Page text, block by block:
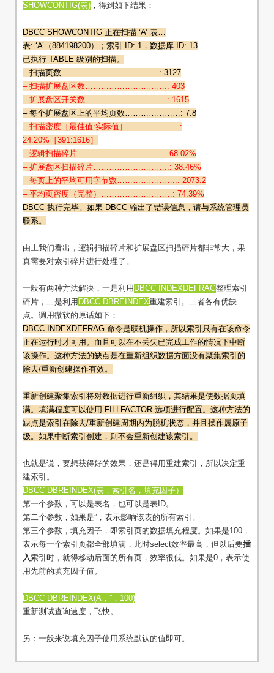
SHOWCONTIG(表) ，得到如下结果：
DBCC SHOWCONTIG 正在扫描 ‘A’ 表…
表: ‘A’（884198200）；索引 ID: 1，数据库 ID: 13
已执行 TABLE 级别的扫描。
– 扫描页数……………………………….: 3127
– 扫描扩展盘区数………………………….: 403
– 扩展盘区开关数………………………….: 1615
– 每个扩展盘区上的平均页数…………………: 7.8
– 扫描密度［最佳值:实际值］………………..:
24.20%［391:1616］
– 逻辑扫描碎片……………………………: 68.02%
– 扩展盘区扫描碎片………………………..: 38.46%
– 每页上的平均可用字节数…………………..: 2073.2
– 平均页密度（完整）………………………: 74.39%
DBCC 执行完毕。如果 DBCC 输出了错误信息，请与系统管理员
联系。
由上我们看出，逻辑扫描碎片和扩展盘区扫描碎片都非常大，果
真需要对索引碎片进行处理了。
一般有两种方法解决，一是利用 DBCC INDEXDEFRAG整理索引
碎片，二是利用 DBCC DBREINDEX重建索引。二者各有优缺
点。调用微软的原话如下：
DBCC INDEXDEFRAG 命令是联机操作，所以索引只有在该命令
正在运行时才可用。而且可以在不丢失已完成工作的情况下中断
该操作。这种方法的缺点是在重新组织数据方面没有聚集索引的
除去/重新创建操作有效。
重新创建聚集索引将对数据进行重新组织，其结果是使数据页填
满。填满程度可以使用 FILLFACTOR 选项进行配置。这种方法的
缺点是索引在除去/重新创建周期内为脱机状态，并且操作属原子
级。如果中断索引创建，则不会重新创建该索引。
也就是说，要想获得好的效果，还是得用重建索引，所以决定重
建索引。
DBCC DBREINDEX(表，索引名，填充因子）
第一个参数，可以是表名，也可以是表ID。
第二个参数，如果是”，表示影响该表的所有索引。
第三个参数，填充因子，即索引页的数据填充程度。如果是100，
表示每一个索引页都全部填满，此时select效率最高，但以后要插
入索引时，就得移动后面的所有页，效率很低。如果是0，表示使
用先前的填充因子值。
DBCC DBREINDEX(A，”，100)
重新测试查询速度，飞快。
另：一般来说填充因子使用系统默认的值即可。